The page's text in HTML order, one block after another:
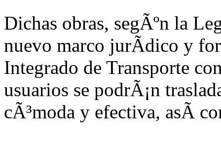
Dichas obras, segÃºn la
nuevo marco jurÃ­dico y
Integrado de Transporte
usuarios se podrÃ¡n
cÃ³moda y efectiva, asÃ­